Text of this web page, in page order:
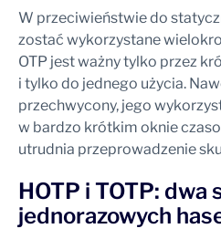
W przeciwieństwie do
zostać wykorzystane
OTP jest ważny tylko przez
i tylko do jednego użycia.
przechwycony, jego
w bardzo krótkim oknie
utrudnia przeprowadzenie
HOTP i TOTP: dwa
jednorazowych